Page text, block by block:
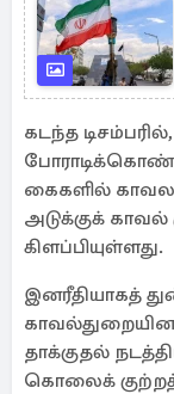
கடந்த
கைகளில்
அடுக்குக்
கிளப்பியுள்ளது.
இனரீதியாகத்
தாக்குதல்
கொலைக்